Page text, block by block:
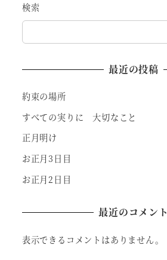
検索
最近の投稿
約束の場所
すべての実りに 大切なこと
正月明け
お正月3日目
お正月2日目
最近のコメント
表示できるコメントはありません。